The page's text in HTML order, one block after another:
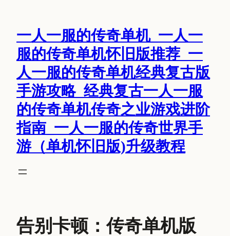
一人一服的传奇单机_一人一
服的传奇单机怀旧版推荐_一
人一服的传奇单机经典复古版
手游攻略_经典复古一人一服
的传奇单机传奇之业游戏进阶
指南_一人一服的传奇世界手
游（单机怀旧版)升级教程
告别卡顿：传奇单机版